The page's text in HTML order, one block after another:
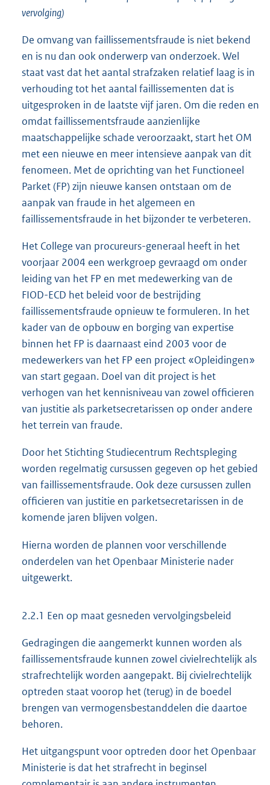
vervolging)
De omvang van faillissementsfraude is niet bekend
en is nu dan ook onderwerp van onderzoek. Wel
staat vast dat het aantal strafzaken relatief laag is in
verhouding tot het aantal faillissementen dat is
uitgesproken in de laatste vijf jaren. Om die reden en
omdat faillissementsfraude aanzienlijke
maatschappelijke schade veroorzaakt, start het OM
met een nieuwe en meer intensieve aanpak van dit
fenomeen. Met de oprichting van het Functioneel
Parket (FP) zijn nieuwe kansen ontstaan om de
aanpak van fraude in het algemeen en
faillissementsfraude in het bijzonder te verbeteren.
Het College van procureurs-generaal heeft in het
voorjaar 2004 een werkgroep gevraagd om onder
leiding van het FP en met medewerking van de
FIOD-ECD het beleid voor de bestrijding
faillissementsfraude opnieuw te formuleren. In het
kader van de opbouw en borging van expertise
binnen het FP is daarnaast eind 2003 voor de
medewerkers van het FP een project «Opleidingen»
van start gegaan. Doel van dit project is het
verhogen van het kennisniveau van zowel officieren
van justitie als parketsecretarissen op onder andere
het terrein van fraude.
Door het Stichting Studiecentrum Rechtspleging
worden regelmatig cursussen gegeven op het gebied
van faillissementsfraude. Ook deze cursussen zullen
officieren van justitie en parketsecretarissen in de
komende jaren blijven volgen.
Hierna worden de plannen voor verschillende
onderdelen van het Openbaar Ministerie nader
uitgewerkt.
2.2.1 Een op maat gesneden vervolgingsbeleid
Gedragingen die aangemerkt kunnen worden als
faillissementsfraude kunnen zowel civielrechtelijk als
strafrechtelijk worden aangepakt. Bij civielrechtelijk
optreden staat voorop het (terug) in de boedel
brengen van vermogensbestanddelen die daartoe
behoren.
Het uitgangspunt voor optreden door het Openbaar
Ministerie is dat het strafrecht in beginsel